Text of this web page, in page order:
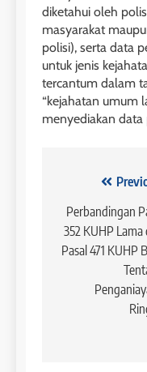
diketahui oleh
masyarakat
polisi), serta data
untuk jenis
tercantum dalam
“kejahatan umum
menyediakan data
Navigasi
pos
Perbandingan
352 KUHP Lama
Pasal 471 KUHP